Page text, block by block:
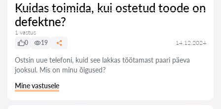
Kuidas toimida, kui ostetud toode on
defektne?
1 vastus
0
19 14.12.2024
Ostsin uue telefoni, kuid see lakkas töötamast paari päeva
jooksul. Mis on minu õigused?
Mine vastusele